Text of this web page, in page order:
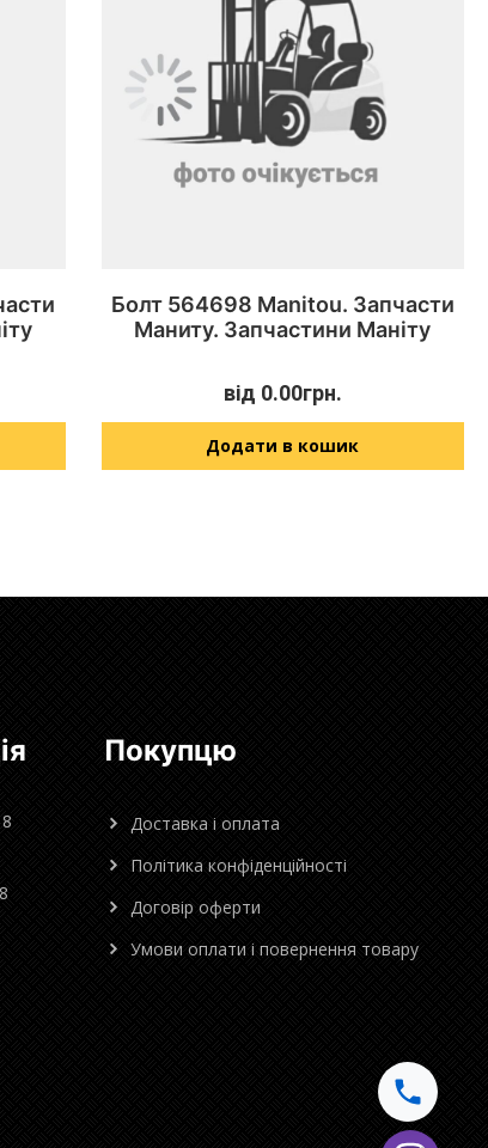
Болт 564698 Manitou. Запчасти
Маниту. Запчастини Маніту
від 0.00грн.
Додати в кошик
Покупцю
Доставка і оплата
Політика конфіденційності
Договір оферти
Умови оплати і повернення товару